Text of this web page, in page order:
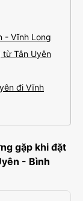
- Vĩnh Long
từ Tân Uyên
đi Vĩnh
gặp khi đặt
- Bình